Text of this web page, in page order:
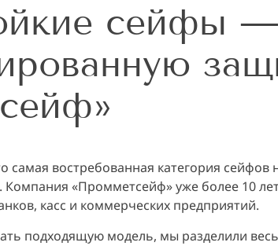
сейфы
самая востребованная категория
«Промметсейф» уже более 10
касс и коммерческих предприятий.
подходящую модель, мы разделили весь